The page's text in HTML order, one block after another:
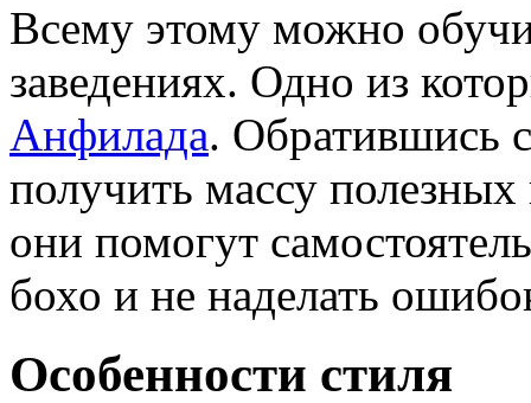
Всему этому можно
заведениях. Одно из
Анфилада. Обратившись
получить массу
они помогут
бохо и не наделать
Особенности стиля